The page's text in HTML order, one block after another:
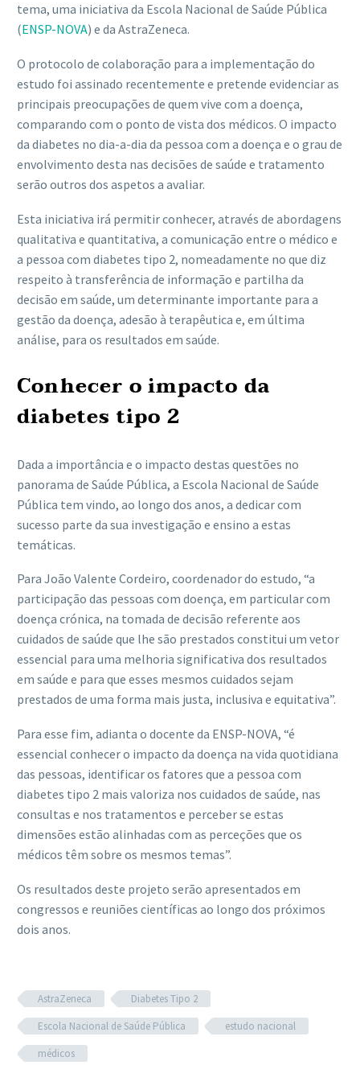
tema, uma iniciativa da Escola Nacional de Saúde Pública
(ENSP-NOVA) e da AstraZeneca.
O protocolo de colaboração para a implementação do
estudo foi assinado recentemente e pretende evidenciar as
principais preocupações de quem vive com a doença,
comparando com o ponto de vista dos médicos. O impacto
da diabetes no dia-a-dia da pessoa com a doença e o grau de
envolvimento desta nas decisões de saúde e tratamento
serão outros dos aspetos a avaliar.
Esta iniciativa irá permitir conhecer, através de abordagens
qualitativa e quantitativa, a comunicação entre o médico e
a pessoa com diabetes tipo 2, nomeadamente no que diz
respeito à transferência de informação e partilha da
decisão em saúde, um determinante importante para a
gestão da doença, adesão à terapêutica e, em última
análise, para os resultados em saúde.
Conhecer o impacto da
diabetes tipo 2
Dada a importância e o impacto destas questões no
panorama de Saúde Pública, a Escola Nacional de Saúde
Pública tem vindo, ao longo dos anos, a dedicar com
sucesso parte da sua investigação e ensino a estas
temáticas.
Para João Valente Cordeiro, coordenador do estudo, “a
participação das pessoas com doença, em particular com
doença crónica, na tomada de decisão referente aos
cuidados de saúde que lhe são prestados constitui um vetor
essencial para uma melhoria significativa dos resultados
em saúde e para que esses mesmos cuidados sejam
prestados de uma forma mais justa, inclusiva e equitativa”.
Para esse fim, adianta o docente da ENSP-NOVA, “é
essencial conhecer o impacto da doença na vida quotidiana
das pessoas, identificar os fatores que a pessoa com
diabetes tipo 2 mais valoriza nos cuidados de saúde, nas
consultas e nos tratamentos e perceber se estas
dimensões estão alinhadas com as perceções que os
médicos têm sobre os mesmos temas”.
Os resultados deste projeto serão apresentados em
congressos e reuniões científicas ao longo dos próximos
dois anos.
AstraZeneca
Diabetes Tipo 2
Escola Nacional de Saúde Pública
estudo nacional
médicos